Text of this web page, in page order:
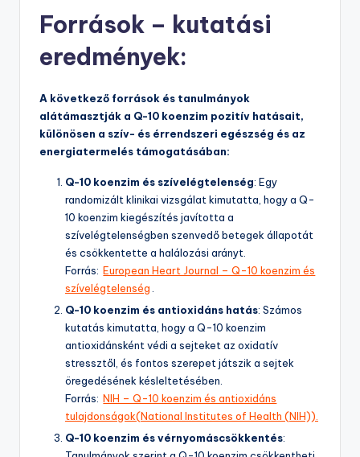
Források – kutatási
eredmények:
A következő források és tanulmányok
alátámasztják a Q-10 koenzim pozitív hatásait,
különösen a szív- és érrendszeri egészség és az
energiatermelés támogatásában:
Q-10 koenzim és szívelégtelenség: Egy
randomizált klinikai vizsgálat kimutatta, hogy a Q-
10 koenzim kiegészítés javította a
szívelégtelenségben szenvedő betegek állapotát
és csökkentette a halálozási arányt.
Forrás: European Heart Journal – Q-10 koenzim és
szívelégtelenség
Q-10 koenzim és antioxidáns hatás: Számos
kutatás kimutatta, hogy a Q-10 koenzim
antioxidánsként védi a sejteket az oxidatív
stressztől, és fontos szerepet játszik a sejtek
öregedésének késleltetésében.
Forrás: NIH – Q-10 koenzim és antioxidáns
tulajdonságok​(National Institutes of Health (NIH)).
Q-10 koenzim és vérnyomáscsökkentés: